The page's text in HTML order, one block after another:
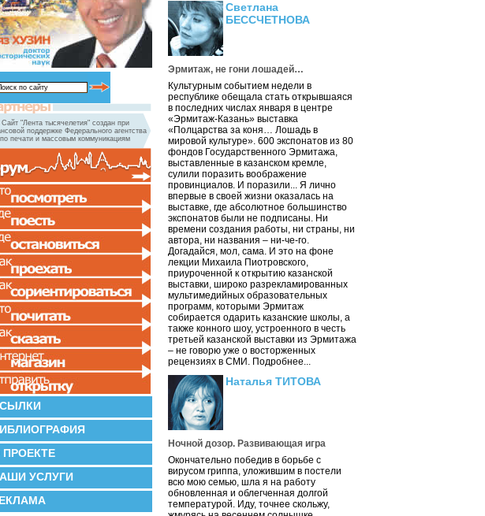
Светлана
БЕССЧЕТНОВА
Эрмитаж, не гони лошадей…
Культурным событием недели в
республике обещала стать открывшаяся
в последних числах января в центре
«Эрмитаж-Казань» выставка
«Полцарства за коня… Лошадь в
мировой культуре». 600 экспонатов из 80
фондов Государственного Эрмитажа,
выставленные в казанском кремле,
сулили поразить воображение
провинциалов. И поразили... Я лично
впервые в своей жизни оказалась на
выставке, где абсолютное большинство
экспонатов были не подписаны. Ни
времени создания работы, ни страны, ни
автора, ни названия – ни-че-го.
Догадайся, мол, сама. И это на фоне
лекции Михаила Пиотровского,
приуроченной к открытию казанской
выставки, широко разрекламированных
мультимедийных образовательных
программ, которыми Эрмитаж
собирается одарить казанские школы, а
также конного шоу, устроенного в честь
третьей казанской выставки из Эрмитажа
– не говорю уже о восторженных
рецензиях в СМИ. Подробнее...
Наталья ТИТОВА
Ночной дозор. Развивающая игра
Окончательно победив в борьбе с
вирусом гриппа, уложившим в постели
всю мою семью, шла я на работу
обновленная и облегченная долгой
температурой. Иду, точнее скольжу,
Сайт "Лента тысячелетия" создан при
поддержке Федерального агентства
по печати и массовым коммуникациям
ПРОЕКТЕ
УСЛУГИ